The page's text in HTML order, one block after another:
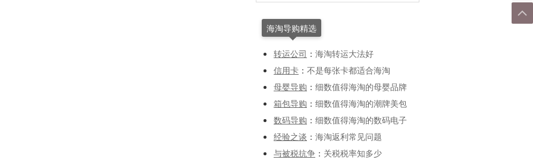
海淘导购精选
转运公司 ： 海淘转运大法好
信用卡 ： 不是每张卡都适合海淘
母婴导购 ： 细数值得海淘的母婴品牌
箱包导购 ： 细数值得海淘的潮牌美包
数码导购 ： 细数值得海淘的数码电子
经验之谈 ： 海淘返利常见问题
与被税抗争 ： 关税税率知多少